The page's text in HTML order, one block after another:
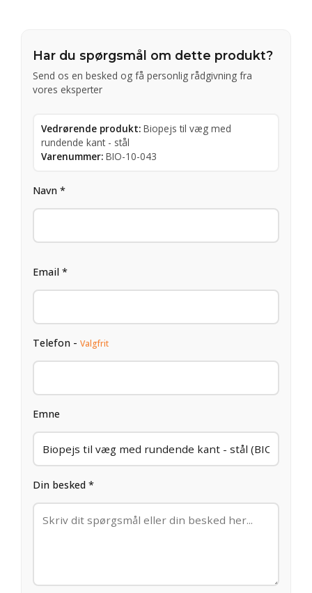
Har du spørgsmål om dette produkt?
Send os en besked og få personlig rådgivning fra
vores eksperter
Vedrørende produkt: Biopejs til væg med
rundende kant - stål
Varenummer: BIO-10-043
Navn *
Email *
Telefon - Valgfrit
Emne
Din besked *